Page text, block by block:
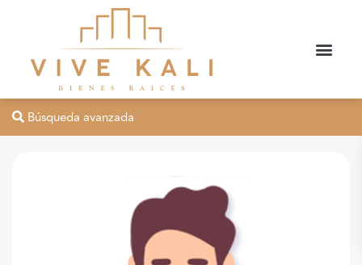
Búsqueda avanzada